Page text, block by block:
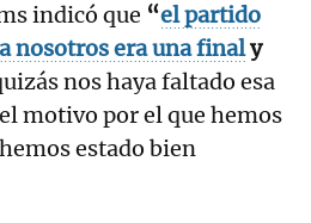
indicó que “el partido
nosotros era una finaly
nos haya faltado esa
motivo por el que hemos
estado bien